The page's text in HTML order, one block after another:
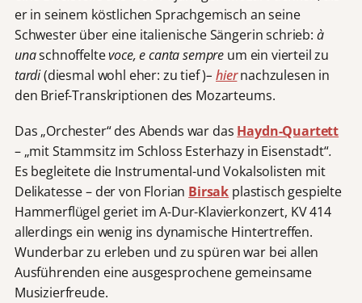
er in seinem köstlichen Sprachgemisch an seine
Schwester über eine italienische Sängerin schrieb: à
unaschnoffeltevoce, e canta sempre um ein vierteil zu
tardi(diesmal wohl eher: zu tief )–hier nachzulesen in
den Brief-Transkriptionen des Mozarteums.
Das „Orchester“ des Abends war das Haydn-Quartett
– „mit Stammsitz im Schloss Esterhazy in Eisenstadt“.
Es begleitete die Instrumental-und Vokalsolisten mit
Delikatesse – der von Florian Birsak plastisch gespielte
Hammerflügel geriet im A-Dur-Klavierkonzert, KV 414
allerdings ein wenig ins dynamische Hintertreffen.
Wunderbar zu erleben und zu spüren war bei allen
Ausführenden eine ausgesprochene gemeinsame
Musizierfreude.